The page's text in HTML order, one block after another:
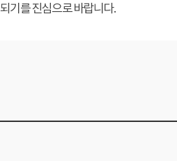
기를 진심으로 바랍니다.